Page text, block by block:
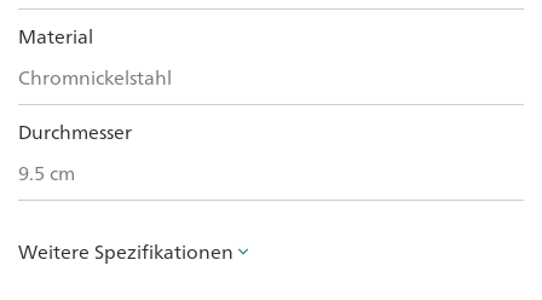
Material
Chromnickelstahl
Durchmesser
9.5 cm
Weitere Spezifikationen